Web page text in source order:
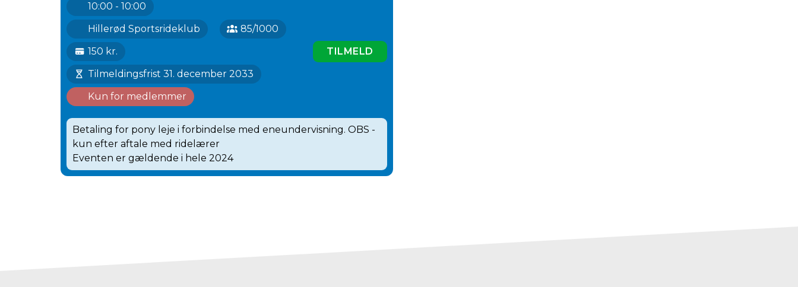
10:00 - 10:00
Hillerød Sportsrideklub
85/1000
150 kr.
Tilmeldingsfrist 31. december 2033
Kun for medlemmer
TILMELD
Betaling for pony leje i forbindelse med eneundervisning. OBS -
kun efter aftale med ridelærer
Eventen er gældende i hele 2024